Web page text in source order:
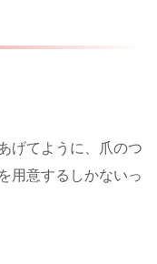
げてように、爪のつ
用意するしかないっ